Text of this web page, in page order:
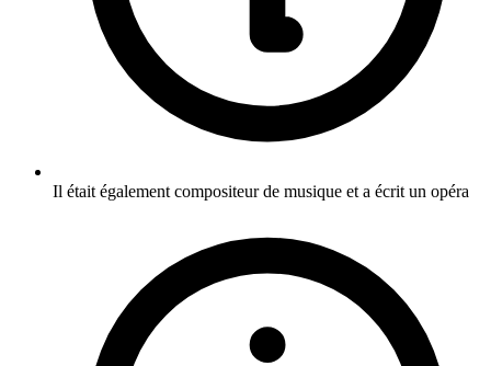
Il était également compositeur de musique et a écrit un opéra